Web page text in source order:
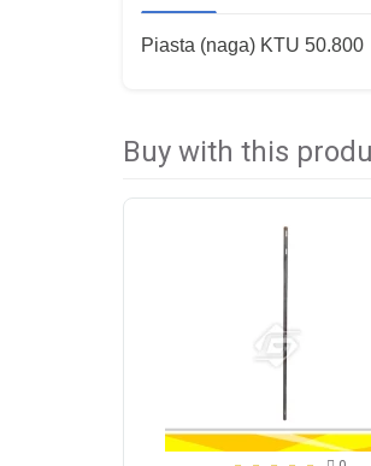
Piasta (naga) KTU 50.800
Buy with this